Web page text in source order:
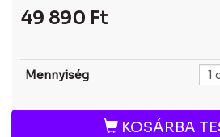
49 890 Ft
Mennyiség
KOSÁRBA